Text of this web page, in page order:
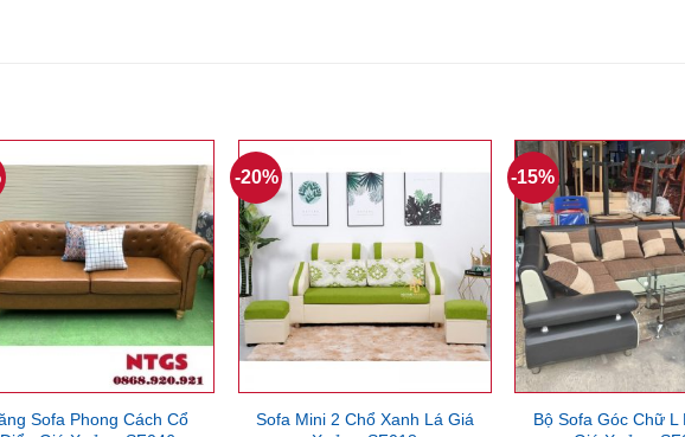
Sofa Phong Cách Cổ
-20%
Sofa Mini 2 Chổ Xanh Lá Giá
-15%
Bộ Sofa Góc Chữ L